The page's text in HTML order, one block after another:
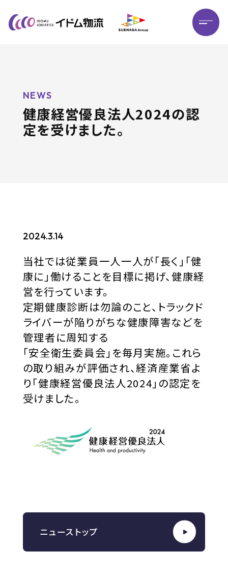
BRANDMESSAGE
ブランドメッセージ
ABOUT
SAFETY
安全対策
FLEET
保有車両
COMPANY
NEWS
CONTACT
NEWS
健康経営優良法人2024の認
定を受けました。
2024.3.14
当社では従業員一人一人が「長く」「健
康に」働けることを目標に掲げ、健康経
営を行っています。
定期健康診断は勿論のこと、トラックド
ライバーが陥りがちな健康障害などを
管理者に周知する
「安全衛生委員会」を毎月実施。これら
の取り組みが評価され、経済産業省よ
り「健康経営優良法人2024」の認定を
受けました。
ニューストップ